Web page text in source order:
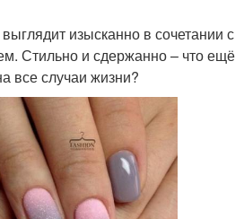
изысканно в сочетании с
Стильно и сдержанно – что ещё
все случаи жизни?